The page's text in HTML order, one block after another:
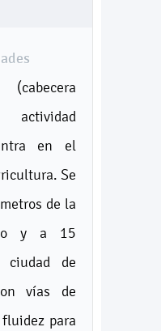
en el
Se
de la
y a 15
de
vías de
para